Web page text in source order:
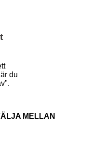
du
MELLAN